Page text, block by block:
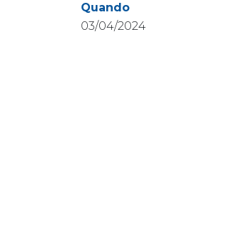
Quando
03/04/2024